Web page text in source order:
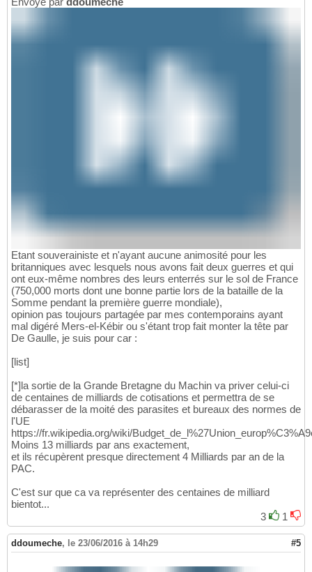
Etant souverainiste et n'ayant aucune animosité pour les
britanniques avec lesquels nous avons fait deux guerres et qui
ont eux-même nombres des leurs enterrés sur le sol de France
(750,000 morts dont une bonne partie lors de la bataille de la
Somme pendant la première guerre mondiale),
opinion pas toujours partagée par mes contemporains ayant
mal digéré Mers-el-Kébir ou s'étant trop fait monter la tête par
De Gaulle, je suis pour car :
[list]
[*]la sortie de la Grande Bretagne du Machin va priver celui-ci
de centaines de milliards de cotisations et permettra de se
débarasser de la moité des parasites et bureaux des normes de
l'UE
https://fr.wikipedia.org/wiki/
Moins 13 milliards par ans exactement,
et ils récupèrent presque directement 4 Milliards par an de la
PAC.
C'est sur que ca va représenter des centaines de milliard
bientot...
3
1
ddoumeche, le 23/06/2016 à 14h29 #5